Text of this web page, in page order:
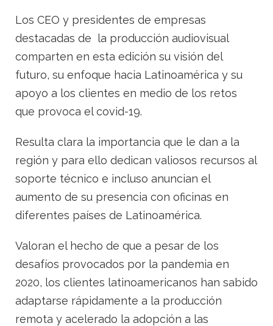
Los CEO y presidentes de empresas
destacadas de la producción audiovisual
comparten en esta edición su visión del
futuro, su enfoque hacia Latinoamérica y su
apoyo a los clientes en medio de los retos
que provoca el covid-19.
Resulta clara la importancia que le dan a la
región y para ello dedican valiosos recursos al
soporte técnico e incluso anuncian el
aumento de su presencia con oficinas en
diferentes países de Latinoamérica.
Valoran el hecho de que a pesar de los
desafíos provocados por la pandemia en
2020, los clientes latinoamericanos han sabido
adaptarse rápidamente a la producción
remota y acelerado la adopción a las